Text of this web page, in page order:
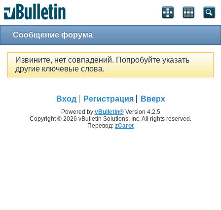
Сообщение форума
Извините, нет совпадений. Попробуйте указать
другие ключевые слова.
Вход Регистрация Вверх
Powered by vBulletin®Version 4.2.5
Copyright © 2026 vBulletin Solutions, Inc. All rights reserved.
Перевод: zCarot